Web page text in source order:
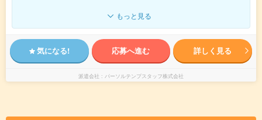
もっと見る
気になる! 応募へ進む 詳しく見る
派遣会社 パーソルテンプスタッフ株式会社